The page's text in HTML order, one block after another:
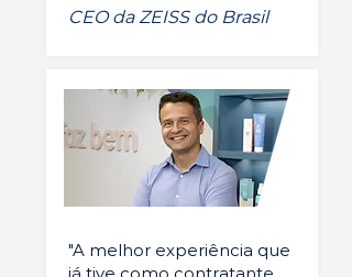
CEO da ZEISS do Brasil
"A melhor experiência que